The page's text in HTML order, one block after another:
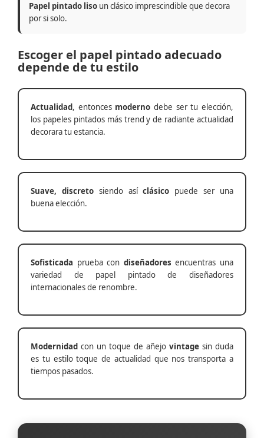
Papel pintado liso un clásico imprescindible que decora
por si solo.
Escoger el papel pintado adecuado
depende de tu estilo
Actualidad, entonces moderno debe ser tu elección,
los papeles pintados más trend y de radiante actualidad
decorara tu estancia.
Suave, discretosiendo asíclásico puede ser una
buena elección.
Sofisticada prueba con diseñadores encuentras una
variedad de papel pintado de diseñadores
internacionales de renombre.
Modernidad con un toque de añejo vintage sin duda
es tu estilo toque de actualidad que nos transporta a
tiempos pasados.